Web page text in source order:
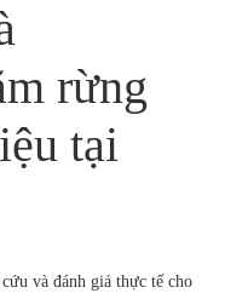
rừng
tại
và đánh giá thực tế cho